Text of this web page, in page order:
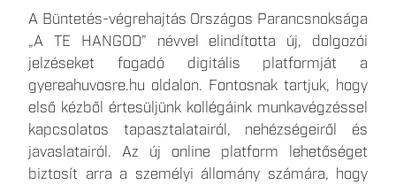
Az elmúlt időszakban több olyan hír is megjelent,
amelyek a börtönökben bevezetett takarékossági
intézkedésekkel foglalkoztak, ezért most közvetlen,
hiteles forrásból származó tájékoztatást
szeretnénk adni Önöknek.
A Büntetés-végrehajtás Országos Parancsnoksága
„A TE HANGOD” névvel elindította új, dolgozói
jelzéseket fogadó digitális platformját a
gyereahuvosre.hu oldalon. Fontosnak tartjuk, hogy
első kézből értesüljünk kollégáink munkavégzéssel
kapcsolatos tapasztalatairól, nehézségeiről és
javaslatairól. Az új online platform lehetőséget
biztosít arra a személyi állomány számára, hogy
A büntetések, az intézkedések, egyes
kényszerintézkedések és a szabálysértési elzárás
végrehajtásáról szóló 2013. évi CCXL. törvényben
foglalt telekommunikációs eszköz útján történő
kapcsolattartás gyakorlati végrehajtása a Skype
alkalmazás megszűnése okán 2025. május 5.
napjától megváltozik.
Egy 1500 fő befogadására képes, kiemelt
biztonságú, új börtön épül Csengeren, amely közel
700 ember számára teremt munkalehetőséget a
térségben. Csengeren a januártól várható
körletfelügyelői illetmény eléri a havi nettó 400
ezer forintot, a jelentkezés minimális feltétele a
szakmunkás végzettség. Részletes információk a
büntetés végrehajtási szervezet karrieroldalán, a